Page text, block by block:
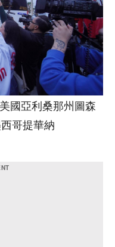
國亞利桑那州圖森
哥提華納